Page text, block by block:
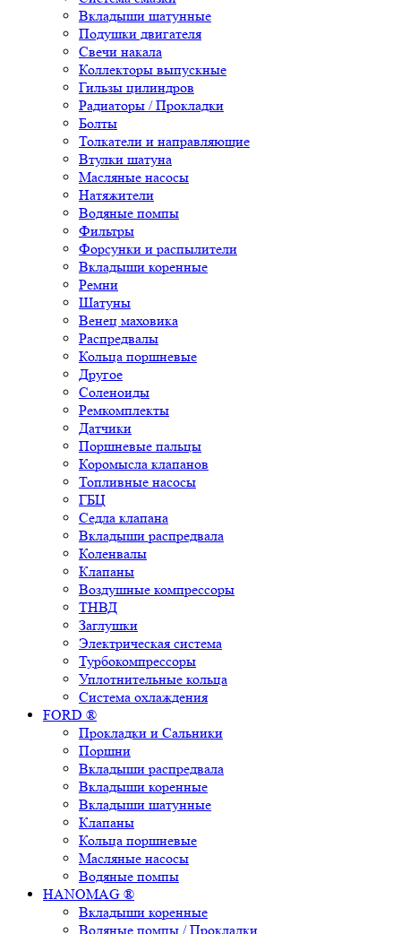
Вкладыши шатунные
Подушки двигателя
Свечи накала
Коллекторы выпускные
Гильзы цилиндров
Радиаторы / Прокладки
Болты
Толкатели и направляющие
Втулки шатуна
Масляные насосы
Натяжители
Водяные помпы
Фильтры
Форсунки и распылители
Вкладыши коренные
Ремни
Шатуны
Венец маховика
Распредвалы
Кольца поршневые
Другое
Соленоиды
Ремкомплекты
Датчики
Поршневые пальцы
Коромысла клапанов
Топливные насосы
ГБЦ
Седла клапана
Вкладыши распредвала
Коленвалы
Клапаны
Воздушные компрессоры
ТНВД
Заглушки
Электрическая система
Турбокомпрессоры
Уплотнительные кольца
Система охлаждения
FORD ®
Прокладки и Сальники
Поршни
Вкладыши распредвала
Вкладыши коренные
Вкладыши шатунные
Клапаны
Кольца поршневые
Масляные насосы
Водяные помпы
HANOMAG ®
Вкладыши коренные
Водяные помпы / Прокладки